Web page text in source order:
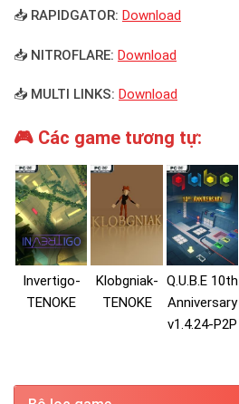
📥 RAPIDGATOR: Download
📥 NITROFLARE: Download
📥 MULTI LINKS: Download
🎮 Các game tương tự:
Invertigo-
TENOKE
Klobgniak-
TENOKE
Q.U.B.E 10th
Anniversary
v1.4.24-P2P